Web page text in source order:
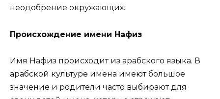
неодобрение окружающих.
Происхождение имени Нафиз
Имя Нафиз происходит из арабского языка. В
арабской культуре имена имеют большое
значение и родители часто выбирают для